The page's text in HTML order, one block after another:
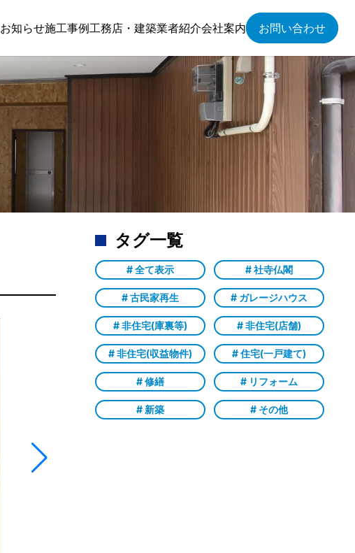
お知らせ施工事例工務店・建築業者紹介会社案内 お問い合わせ
タグ一覧
# 全て表示 # 社寺仏閣
# 古民家再生 # ガレージハウス
# 非住宅(庫裏等) # 非住宅(店舗)
# 非住宅(収益物件) # 住宅(一戸建て)
# 修繕 # リフォーム
# 新築 # その他